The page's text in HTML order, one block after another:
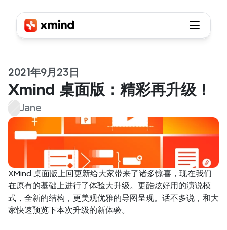
2021年9月23日
Xmind 桌面版：精彩再升级！
Jane
XMind 桌面版上回更新给大家带来了诸多惊喜，现在我们
在原有的基础上进行了体验大升级。更酷炫好用的演说模
式，全新的结构，更美观优雅的导图呈现。话不多说，和大
家快速预览下本次升级的新体验。